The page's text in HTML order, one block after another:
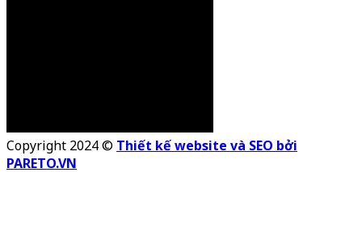
Copyright 2024 © Thiết kế website và SEO bởi
PARETO.VN